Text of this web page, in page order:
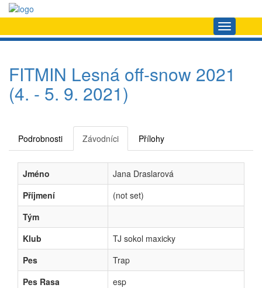
Navigace
FITMIN Lesná off-snow 2021
(4. - 5. 9. 2021)
Podrobnosti Závodníci Přílohy
Jméno
Jana Draslarová
Příjmení
(not set)
Tým
Klub
TJ sokol maxicky
Pes
Trap
Pes Rasa
esp